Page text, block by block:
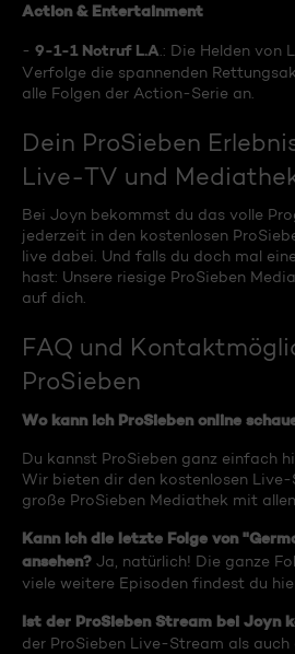
Action & Entertainment
- 9-1-1 Notruf L.A .: Die Helden von
Verfolge die spannenden
alle Folgen der Action-Serie an.
Dein ProSieben
Live-TV und
Bei Joyn bekommst du das volle
jederzeit in den kostenlosen
live dabei. Und falls du doch mal
hast: Unsere riesige ProSieben
auf dich.
FAQ und
ProSieben
Wo kann ich ProSieben online
Du kannst ProSieben ganz einfach
Wir bieten dir den kostenlosen
große ProSieben Mediathek mit
Kann ich die letzte Folge von
ansehen? Ja, natürlich! Die ganze
viele weitere Episoden findest du
Ist der ProSieben Stream bei Joyn
der ProSieben Live-Stream als